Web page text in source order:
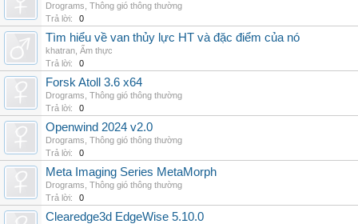
Drograms Thông gió thông thường
Trả lời:
0
Tìm hiểu về van thủy lực HT và đặc điểm của nó
khatran Ẩm thực
Trả lời:
0
Forsk Atoll 3.6 x64
Drograms Thông gió thông thường
Trả lời:
0
Openwind 2024 v2.0
Drograms Thông gió thông thường
Trả lời:
0
Meta Imaging Series MetaMorph
Drograms Thông gió thông thường
Trả lời:
0
Clearedge3d EdgeWise 5.10.0